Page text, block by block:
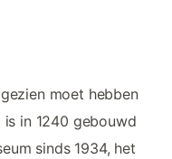
moet hebben
in 1240 gebouwd
sinds 1934, het